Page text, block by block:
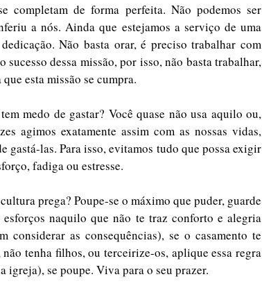
completam de forma perfeita. Não podemos ser
a nós. Ainda que estejamos a serviço de uma
Não basta orar, é preciso trabalhar com
dessa missão, por isso, não basta trabalhar,
esta missão se cumpra.
medo de gastar? Você quase não usa aquilo ou,
agimos exatamente assim com as nossas vidas,
gastá-las. Para isso, evitamos tudo que possa exigir
fadiga ou estresse.
prega? Poupe-se o máximo que puder, guarde
naquilo que não te traz conforto e alegria
considerar as consequências), se o casamento te
tenha filhos, ou terceirize-os, aplique essa regra
igreja), se poupe. Viva para o seu prazer.